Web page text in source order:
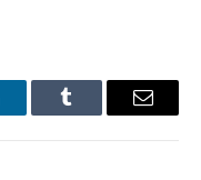
Tumblr Email